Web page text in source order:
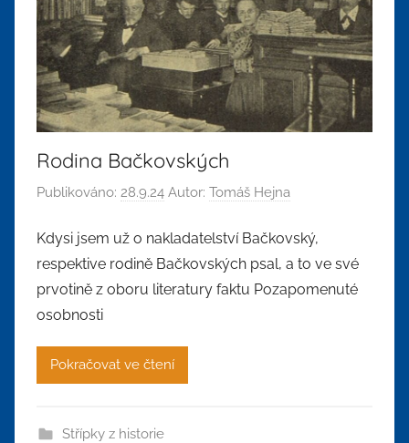
Rodina Bačkovských
Publikováno: 28.9.24 Autor: Tomáš Hejna
Kdysi jsem už o nakladatelství Bačkovský,
respektive rodině Bačkovských psal, a to ve své
prvotině z oboru literatury faktu Pozapomenuté
osobnosti
Pokračovat ve čtení
Střípky z historie